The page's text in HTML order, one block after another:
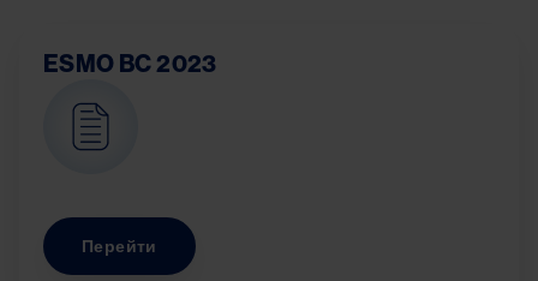
ESMO BC 2023
Перейти